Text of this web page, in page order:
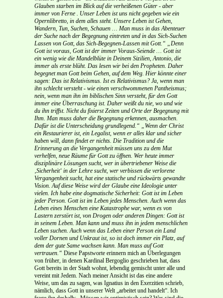
Glauben starben im Blick auf die verheißenen Güter - aber
immer von Ferne . Unser Leben ist uns nicht gegeben wie ein
Opernlibretto, in dem alles steht. Unsere Leben ist Gehen,
Wandern, Tun, Suchen, Schauen … Man muss in das Abenteuer
der Suche nach der Begegnung eintreten und in das Sich-Suchen
Lassen von Gott, das Sich-Begegnen-Lassen mit Gott.“ „Denn
Gott ist voraus, Gott ist der immer Voraus-Seiende … Gott ist
ein wenig wie die Mandelblüte in Deinem Sizilien, Antonio, die
immer als erste blüht. Das lesen wir bei den Propheten. Daher
begegnet man Gott beim Gehen, auf dem Weg. Hier könnte einer
sagen: Das ist Relativismus. Ist es Relativismus? Ja, wenn man
ihn schlecht versteht - wie einen verschwommenen Pantheismus;
nein, wenn man ihn im biblischen Sinn versteht, für den Gott
immer eine Überraschung ist. Daher weißt du nie, wo und wie
du ihn triffst. Nicht du fixierst Zeiten und Orte der Begegnung mit
Ihm. Man muss daher die Begegnung erkennen, ausmachen.
Dafür ist die Unterscheidung grundlegend.“ „Wenn der Christ
ein Restaurierer ist, ein Legalist, wenn er alles klar und sicher
haben will, dann findet er nichts. Die Tradition und die
Erinnerung an die Vergangenheit müssen uns zu dem Mut
verhelfen, neue Räume für Gott zu öffnen. Wer heute immer
disziplinäre Lösungen sucht, wer in übertriebener Weise die
‚Sicherheit‘ in der Lehre sucht, wer verbissen die verlorene
Vergangenheit sucht, hat eine statische und rückwärts gewandte
Vision. Auf diese Weise wird der Glaube eine Ideologie unter
vielen. Ich habe eine dogmatische Sicherheit: Gott ist im Leben
jeder Person. Gott ist im Leben jedes Menschen. Auch wenn das
Leben eines Menschen eine Katastrophe war, wenn es von
Lastern zerstört ist, von Drogen oder anderen Dingen: Gott ist
in seinem Leben. Man kann und muss ihn in jedem menschlichen
Leben suchen. Auch wenn das Leben einer Person ein Land
voller Dornen und Unkraut ist, so ist doch immer ein Platz, auf
dem der gute Same wachsen kann. Man muss auf Gott
vertrauen.“ Diese Papstworte erinnern mich an Überlegungen
von früher, in denen Kardinal Bergoglio geschrieben hat, dass
Gott bereits in der Stadt wohnt, lebendig gemischt unter alle und
vereint mit Jedem. Nach meiner Ansicht ist das eine andere
Weise, um das zu sagen, was Ignatius in den Exerzitien schrieb,
nämlich, dass Gott in unserer Welt „arbeitet und handelt“. Ich